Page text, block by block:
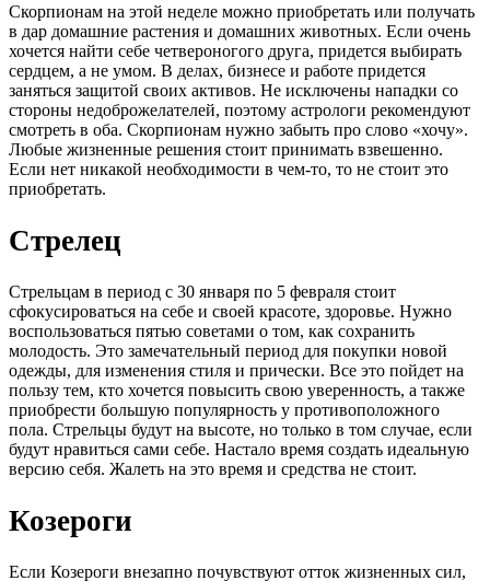
Скорпионам на этой неделе можно приобретать или получать
в дар домашние растения и домашних животных. Если очень
хочется найти себе четвероногого друга, придется выбирать
сердцем, а не умом. В делах, бизнесе и работе придется
заняться защитой своих активов. Не исключены нападки со
стороны недоброжелателей, поэтому астрологи рекомендуют
смотреть в оба. Скорпионам нужно забыть про слово «хочу».
Любые жизненные решения стоит принимать взвешенно.
Если нет никакой необходимости в чем-то, то не стоит это
приобретать.
Стрелец
Стрельцам в период с 30 января по 5 февраля стоит
сфокусироваться на себе и своей красоте, здоровье. Нужно
воспользоваться пятью советами о том, как сохранить
молодость. Это замечательный период для покупки новой
одежды, для изменения стиля и прически. Все это пойдет на
пользу тем, кто хочется повысить свою уверенность, а также
приобрести большую популярность у противоположного
пола. Стрельцы будут на высоте, но только в том случае, если
будут нравиться сами себе. Настало время создать идеальную
версию себя. Жалеть на это время и средства не стоит.
Козероги
Если Козероги внезапно почувствуют отток жизненных сил,